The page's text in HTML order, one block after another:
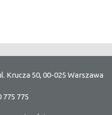
Krucza 50, 00-025 Warszawa
775 775